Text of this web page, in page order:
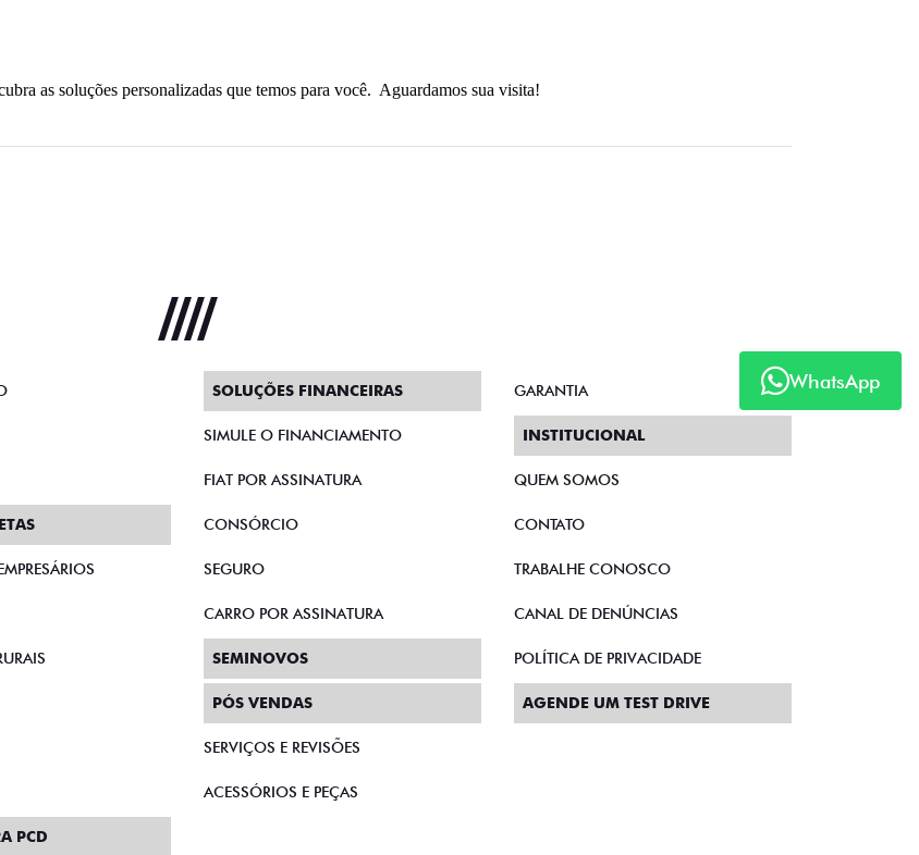
as soluções personalizadas que temos para você.  Aguardamos sua visita!
WhatsApp
PCD
SOLUÇÕES FINANCEIRAS
SIMULE O FINANCIAMENTO
FIAT POR ASSINATURA
CONSÓRCIO
SEGURO
CARRO POR ASSINATURA
SEMINOVOS
PÓS VENDAS
SERVIÇOS E REVISÕES
ACESSÓRIOS E PEÇAS
GARANTIA
INSTITUCIONAL
QUEM SOMOS
CONTATO
TRABALHE CONOSCO
CANAL DE DENÚNCIAS
POLÍTICA DE PRIVACIDADE
AGENDE UM TEST DRIVE